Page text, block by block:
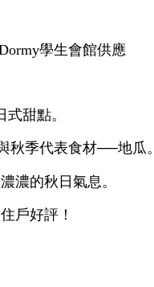
學生會館供應
甜點。
秋季代表食材──地瓜。
濃的秋日氣息。
戶好評！